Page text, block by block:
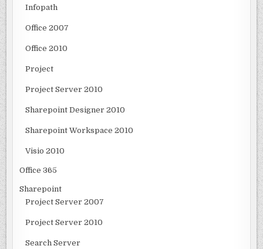
Infopath
Office 2007
Office 2010
Project
Project Server 2010
Sharepoint Designer 2010
Sharepoint Workspace 2010
Visio 2010
Office 365
Sharepoint
Project Server 2007
Project Server 2010
Search Server